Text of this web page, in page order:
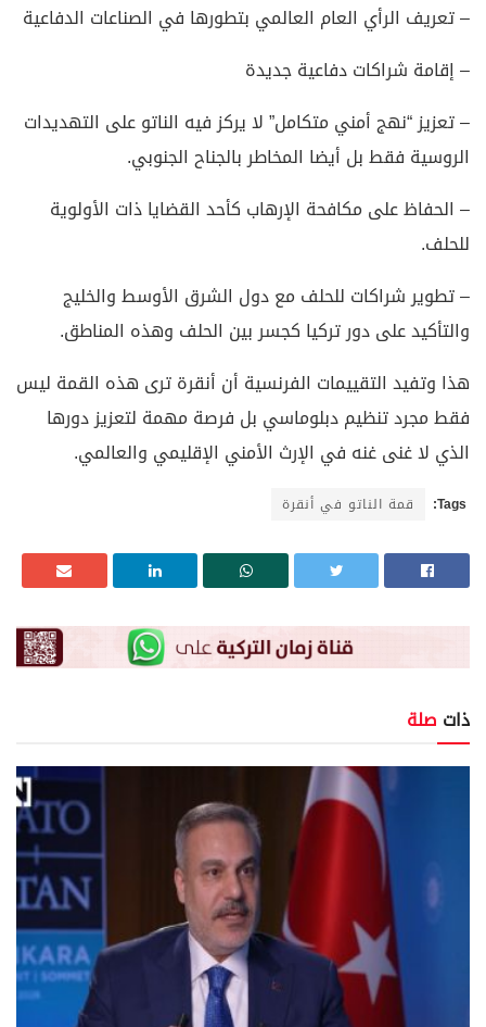
– تعريف الرأي العام العالمي بتطورها في الصناعات الدفاعية
– إقامة شراكات دفاعية جديدة
– تعزيز “نهج أمني متكامل” لا يركز فيه الناتو على التهديدات
الروسية فقط بل أيضا المخاطر بالجناح الجنوبي.
– الحفاظ على مكافحة الإرهاب كأحد القضايا ذات الأولوية
للحلف.
– تطوير شراكات للحلف مع دول الشرق الأوسط والخليج
والتأكيد على دور تركيا كجسر بين الحلف وهذه المناطق.
هذا وتفيد التقييمات الفرنسية أن أنقرة ترى هذه القمة ليس
فقط مجرد تنظيم دبلوماسي بل فرصة مهمة لتعزيز دورها
الذي لا غنى غنه في الإرث الأمني الإقليمي والعالمي.
Tags: قمة الناتو في أنقرة
ذات صلة